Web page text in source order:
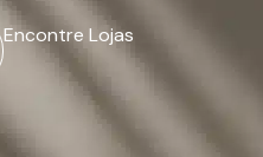
Encontre Lojas